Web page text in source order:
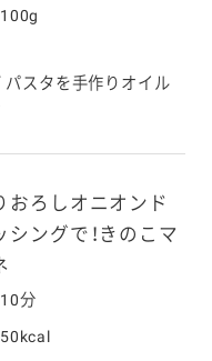
100g
スタを手作りオイル
おろしオニオンド
シングで！きのこマ
10分
50kcal